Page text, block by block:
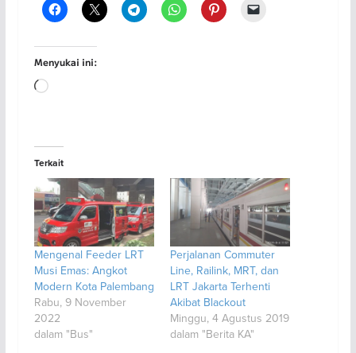
Menyukai ini:
Memuat...
Terkait
Mengenal Feeder LRT
Musi Emas: Angkot
Modern Kota Palembang
Rabu, 9 November
2022
dalam "Bus"
Perjalanan Commuter
Line, Railink, MRT, dan
LRT Jakarta Terhenti
Akibat Blackout
Minggu, 4 Agustus 2019
dalam "Berita KA"